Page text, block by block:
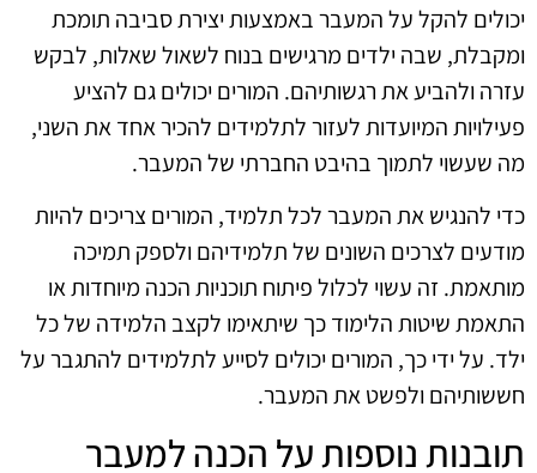
יכולים להקל על המעבר באמצעות יצירת סביבה תומכת
ומקבלת, שבה ילדים מרגישים בנוח לשאול שאלות, לבקש
עזרה ולהביע את רגשותיהם. המורים יכולים גם להציע
פעילויות המיועדות לעזור לתלמידים להכיר אחד את השני,
מה שעשוי לתמוך בהיבט החברתי של המעבר.
כדי להנגיש את המעבר לכל תלמיד, המורים צריכים להיות
מודעים לצרכים השונים של תלמידיהם ולספק תמיכה
מותאמת. זה עשוי לכלול פיתוח תוכניות הכנה מיוחדות או
התאמת שיטות הלימוד כך שיתאימו לקצב הלמידה של כל
ילד. על ידי כך, המורים יכולים לסייע לתלמידים להתגבר על
חששותיהם ולפשט את המעבר.
תובנות נוספות על הכנה למעבר